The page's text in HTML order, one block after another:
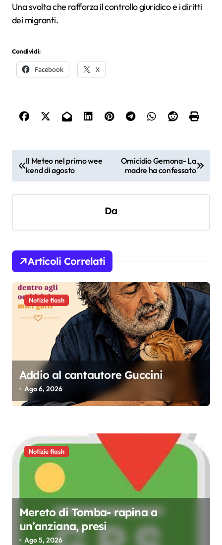
Una svolta che rafforza il controllo giuridico e i diritti
dei migranti.
Condividi:
Facebook X
v
z
i
o
n
c
i
Il Meteo nel primo wee
kend di agosto
Omicidio Gemona- La
madre ha confessato
Da
Articoli Correlati
Notizie flash
Addio al cantautore Guccini
Ago 6, 2026
Notizie flash
Mereto di Tomba- rapina a
un’anziana, presi
Ago 5, 2026